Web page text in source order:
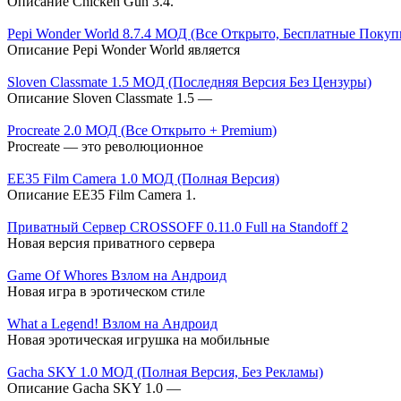
Pepi Wonder World 8.7.4 МОД (Все Открыто, Бесплатные
Описание Pepi Wonder World является
Sloven Classmate 1.5 МОД (Последняя Версия Без Цензуры)
Описание Sloven Classmate 1.5 —
Procreate 2.0 МОД (Все Открыто + Premium)
Procreate — это революционное
EE35 Film Camera 1.0 МОД (Полная Версия)
Описание EE35 Film Camera 1.
Приватный Сервер CROSSOFF 0.11.0 Full на Standoff 2
Новая версия приватного сервера
Game Of Whores Взлом на Андроид
Новая игра в эротическом стиле
What a Legend! Взлом на Андроид
Новая эротическая игрушка на мобильные
Gacha SKY 1.0 МОД (Полная Версия, Без Рекламы)
Описание Gacha SKY 1.0 —